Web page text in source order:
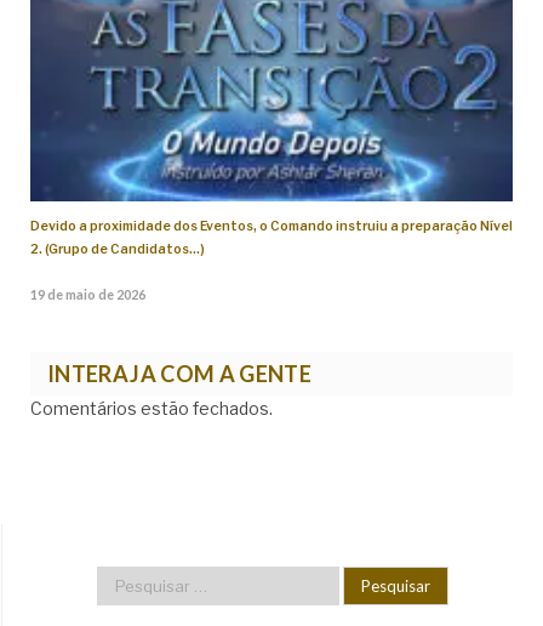
Devido a proximidade dos Eventos, o Comando instruiu a preparação Nível
2. (Grupo de Candidatos…)
19 de maio de 2026
INTERAJA COM A GENTE
Comentários estão fechados.